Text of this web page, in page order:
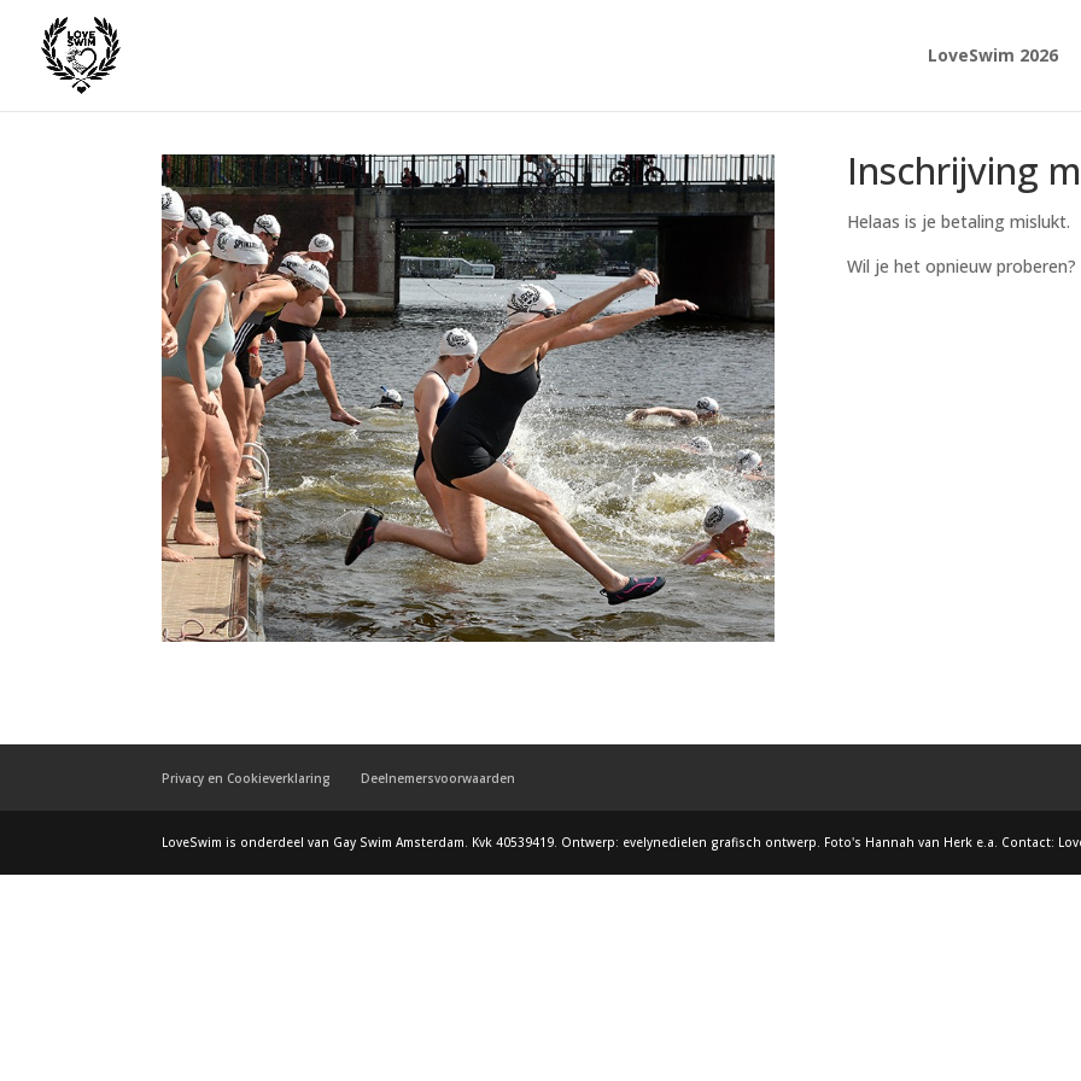
LoveSwim 2026
Inschrijving
Helaas is je betaling mislukt.
Wil je het opnieuw proberen?
Privacy en Cookieverklaring Deelnemersvoorwaarden
LoveSwim is onderdeel van Gay Swim Amsterdam. Kvk 40539419. Ontwerp: evelynedielen grafisch ontwerp. Foto's Hannah van Herk e.a. Contact: